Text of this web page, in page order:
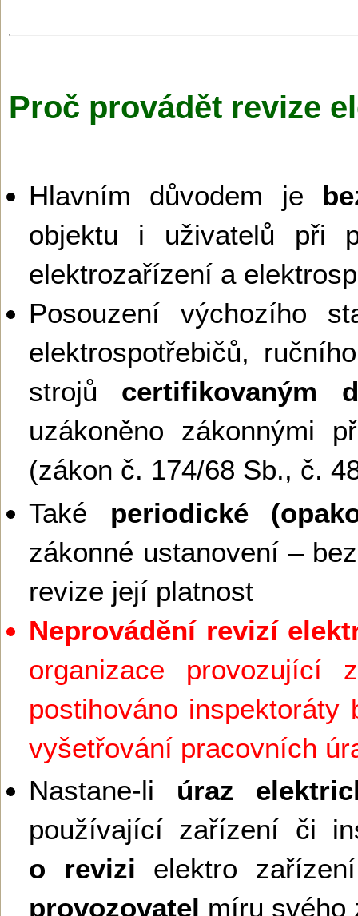
Proč provádět revize
Hlavním důvodem je
objektu i uživatelů při
elektrozařízení a
Posouzení výchozího
elektrospotřebičů,
strojů certifikovaným
uzákoněno zákonnými
(zákon č. 174/68 Sb., č.
Také periodické
zákonné ustanovení –
revize její platnost
Neprovádění revizí
organizace
postihováno
vyšetřování pracovních
Nastane-li úraz
používající zařízení či
o revizi elektro
provozovatel míru svého